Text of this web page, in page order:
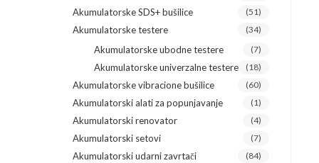
Akumulatorske SDS+ bušilice (51)
Akumulatorske testere (34)
Akumulatorske ubodne testere (7)
Akumulatorske univerzalne testere (18)
Akumulatorske vibracione bušilice (60)
Akumulatorski alati za popunjavanje (1)
Akumulatorski renovator (4)
Akumulatorski setovi (7)
Akumulatorski udarni zavrtači (84)